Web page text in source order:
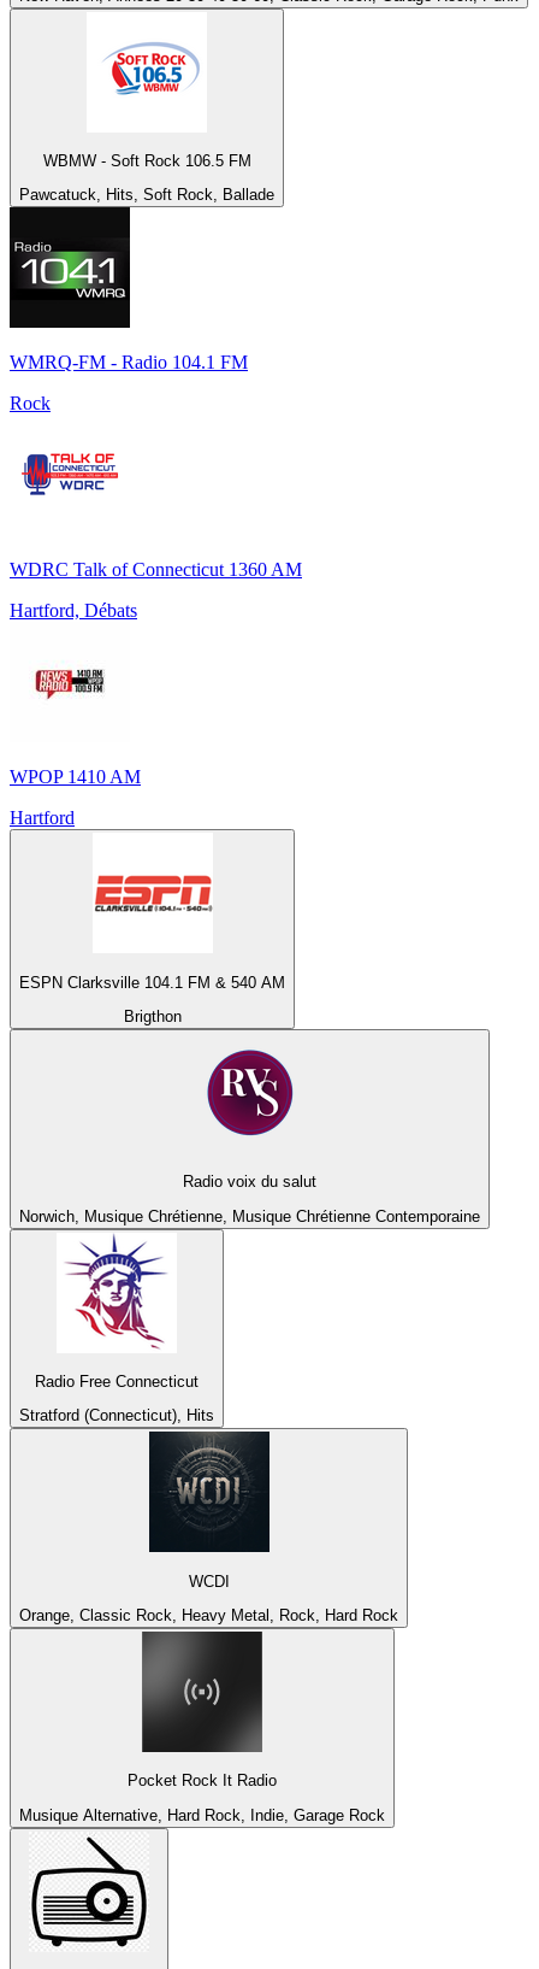
WBMW - Soft Rock 106.5 FM
Pawcatuck, Hits, Soft Rock, Ballade
WMRQ-FM - Radio 104.1 FM
Rock
WDRC Talk of Connecticut 1360 AM
Hartford, Débats
WPOP 1410 AM
Hartford
ESPN Clarksville 104.1 FM & 540 AM
Brigthon
Radio voix du salut
Norwich, Musique Chrétienne, Musique Chrétienne Contemporaine
Radio Free Connecticut
Stratford (Connecticut), Hits
WCDI
Orange, Classic Rock, Heavy Metal, Rock, Hard Rock
Pocket Rock It Radio
Musique Alternative, Hard Rock, Indie, Garage Rock